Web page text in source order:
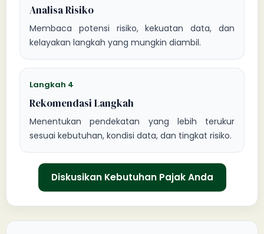
Analisa Risiko
Membaca potensi risiko, kekuatan data, dan
kelayakan langkah yang mungkin diambil.
Langkah 4
Rekomendasi Langkah
Menentukan pendekatan yang lebih terukur
sesuai kebutuhan, kondisi data, dan tingkat risiko.
Diskusikan Kebutuhan Pajak Anda